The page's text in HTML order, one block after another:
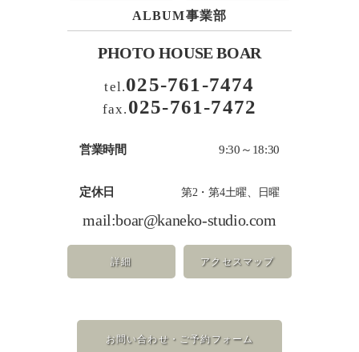
ALBUM事業部
PHOTO HOUSE BOAR
tel.025-761-7474
fax. 025-761-7472
営業時間 9:30～18:30
定休日 第2・第4土曜、日曜
mail:boar@kaneko-studio.com
詳細 アクセスマップ
お問い合わせ・ご予約フォーム